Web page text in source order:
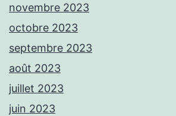
novembre 2023
octobre 2023
septembre 2023
août 2023
juillet 2023
juin 2023